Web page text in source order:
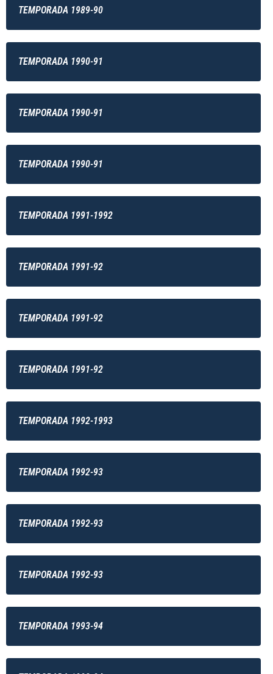
TEMPORADA 1989-90
TEMPORADA 1990-91
TEMPORADA 1990-91
TEMPORADA 1990-91
TEMPORADA 1991-1992
TEMPORADA 1991-92
TEMPORADA 1991-92
TEMPORADA 1991-92
TEMPORADA 1992-1993
TEMPORADA 1992-93
TEMPORADA 1992-93
TEMPORADA 1992-93
TEMPORADA 1993-94